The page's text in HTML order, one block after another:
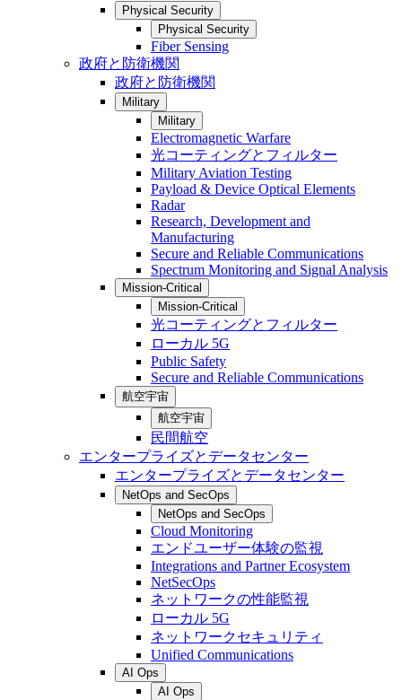
Physical Security
Physical Security
Fiber Sensing
政府と防衛機関
政府と防衛機関
Military
Military
Electromagnetic Warfare
光コーティングとフィルター
Military Aviation Testing
Payload & Device Optical Elements
Radar
Research, Development and
Manufacturing
Secure and Reliable Communications
Spectrum Monitoring and Signal Analysis
Mission-Critical
Mission-Critical
光コーティングとフィルター
ローカル 5G
Public Safety
Secure and Reliable Communications
航空宇宙
航空宇宙
民間航空
エンタープライズとデータセンター
エンタープライズとデータセンター
NetOps and SecOps
NetOps and SecOps
Cloud Monitoring
エンドユーザー体験の監視
Integrations and Partner Ecosystem
NetSecOps
ネットワークの性能監視
ローカル 5G
ネットワークセキュリティ
Unified Communications
AI Ops
AI Ops